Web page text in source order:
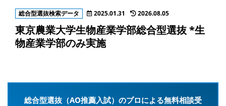
総合型選抜検索データ 2025.01.31 2026.08.05
東京農業大学生物産業学部総合型選抜 *生
物産業学部のみ実施
総合型選抜（AO推薦入試）のプロによる無料相談受